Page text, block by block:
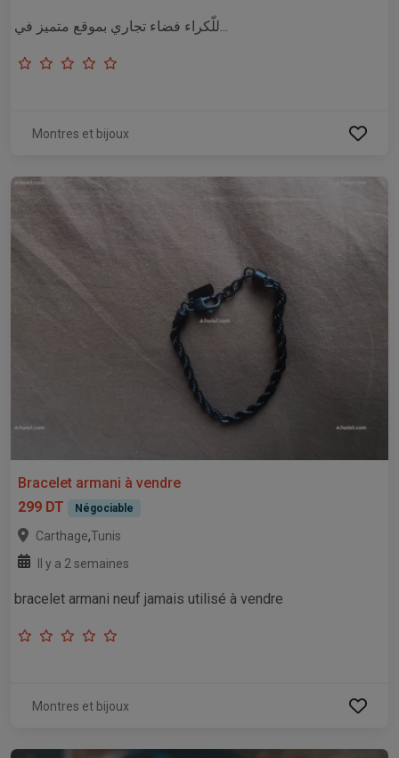
للّكراء فضاء تجاري بموقع متميز في...
Montres et bijoux
Bracelet armani à vendre
299 DT
Négociable
Carthage,Tunis
Il y a 2 semaines
bracelet armani neuf jamais utilisé à vendre
Montres et bijoux